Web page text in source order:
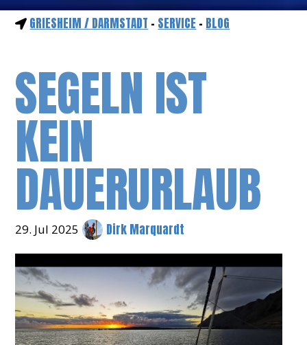
GRIESHEIM / DARMSTADT - SERVICE - BLOG
SEGELN IST
KEIN
DAUERURLAUB
29. Jul 2025 Dirk Marquardt